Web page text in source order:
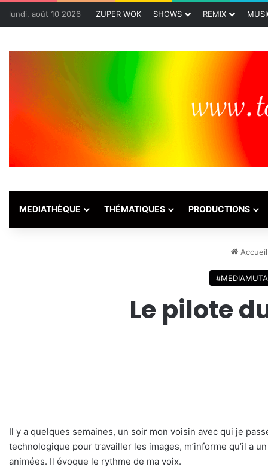
lundi, août 10 2026 ZUPER WOK SHOWS REMIX
MEDIATHÈQUE THÉMATIQUES PRODUCTIONS
Accueil
Le pilote
Il y a quelques semaines, un soir mon voisin avec qui je
technologique pour travailler les images, m’informe qu’il a
animées. Il évoque le rythme de ma voix.